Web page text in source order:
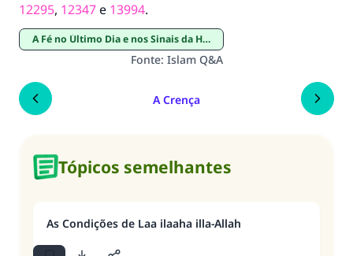
12295, 12347 e 13994.
A Fé no Último Dia e nos Sinais da Hora
Fonte: Islam Q&A
A Crença
Tópicos semelhantes
As Condições de Laa ilaaha illa-Allah